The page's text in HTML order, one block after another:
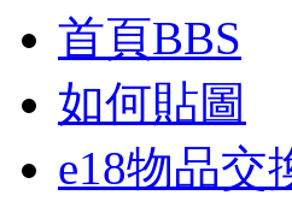
首頁BBS
如何貼圖
e18物品交